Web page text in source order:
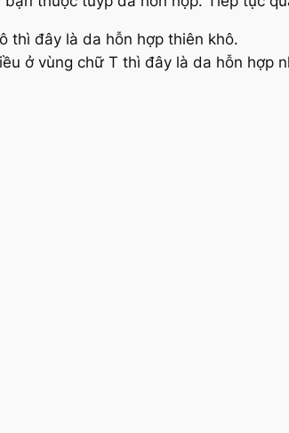
thì đây là da hỗn hợp thiên khô.
ở vùng chữ T thì đây là da hỗn hợp